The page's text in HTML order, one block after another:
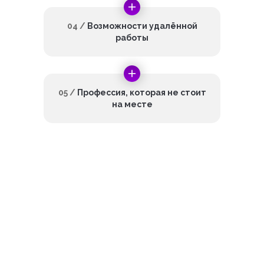
05 / Профессия, которая не стоит
на месте
04 / Возможности удалённой
работы